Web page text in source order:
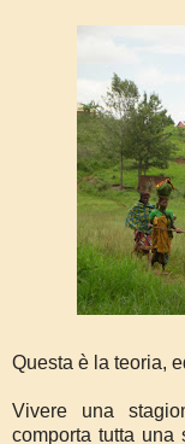
Questa è la teoria,
Vivere una
comporta tutta una